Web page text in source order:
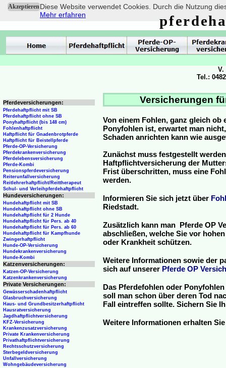
AkzeptierenDiese Website verwendet Cookies. Durch die Nutzung
Mehr erfahren
Versicherungen
Von einem Fohlen, ganz gleich ob
Ponyfohlen ist, erwartet man
Schaden anrichten kann wie
Zunächst muss festgestellt
Haftpflichtversicherung der
Frist überschritten, muss eine
werden.
Informieren Sie sich jetzt über
Riedstadt.
Zusätzlich kann man Pferde OP
abschließen, welche Sie vor
oder Krankheit schützen.
Weitere Informationen sowie der
sich auf unserer Pferde OP
Das Pferdefohlen oder
soll man schon über deren Tod
Fall eintreffen sollte. Sichern Sie
Weitere Informationen erhalten
Pferdeversicherungen:
Pferdehaftpflicht mit SB
Pferdehaftpflicht ohne SB
Ponyhaftpflicht (bis 148 cm)
Fohlenhaftpflicht
Haftpflicht für Gnadenbrotpferde
Haftpflicht für Beistellpferde
Pferde-OP-Versicherung
Pferdekrankenversicherung
Pferdelebensversicherung
Pferde-Kombi
Pensionspferdeversicherung
Reiterunfallversicherung
Reitlehrerhaftpflicht/Reittherapeut
Schul- und Verleihpferdehaftpflicht
Hundeversicherungen:
Hundehaftpflicht mit SB
Hundehaftpflicht ohne SB
Hundehaftpflicht für 2 Hunde
Hundehaftpflicht für Pers. ab 40
Hundehaftpflicht für Pers. ab 60
Hundehaftpflicht für Kampfhunde
Zwingerhaftpflicht
Hunde-OP-Versicherung
Hundekrankenversicherung
Hunde-Kombi
Katzenversicherungen:
Katzen-OP-Versicherung
Katzenkrankenversicherung
Private Versicherungen:
Gewässerschadenhaftpflicht
Glasbruchversicherung
Haus- und Grundbesitzerhaftpflicht
Hausratversicherung
Jagdhaftpflichtversicherung
KFZ-Versicherung
Krankenzusatzversicherung
Private Krankenversicherung
Privathaftpflichtversicherung
Rechtsschutzversicherung
Sterbegeldversicherung
Unfallversicherung
Wohngebäudeversicherung
V.
Tel.: